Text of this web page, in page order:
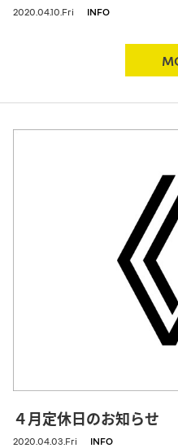
2020.04.10.Fri INFO
４月定休日のお知らせ
2020.04.03.Fri INFO